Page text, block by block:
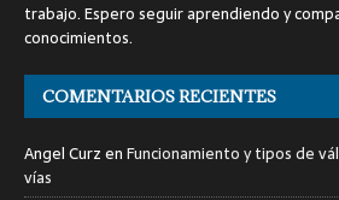
trabajo. Espero seguir aprendiendo y
conocimientos.
COMENTARIOS RECIENTES
Angel CurzenFuncionamiento y tipos de
vías